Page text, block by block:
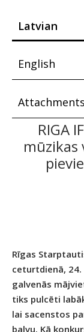
Latvian
English
Attachments
RIGA
Rīgas
ceturtdienā,
galvenās
tiks pulcēti
lai sacenstos
balvu. Kā